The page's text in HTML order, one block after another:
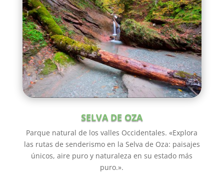
SELVA DE OZA
Parque natural de los valles Occidentales. «Explora
las rutas de senderismo en la Selva de Oza: paisajes
únicos, aire puro y naturaleza en su estado más
puro.».